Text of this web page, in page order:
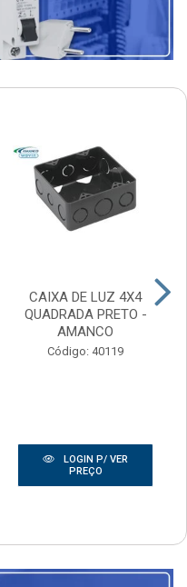
CAIXA DE LUZ 4X4
QUADRADA PRETO -
AMANCO
Código: 40119
LOGIN P/ VER
PREÇO